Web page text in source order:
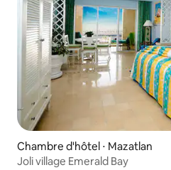
Chambre d'hôtel ⋅ Mazatlan
Joli village Emerald Bay